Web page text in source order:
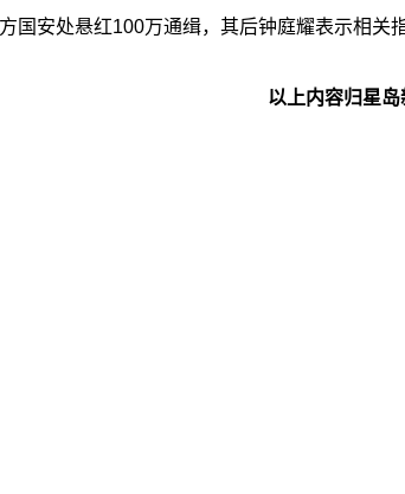
国安处悬红100万通缉，其后钟庭耀表示相关
以上内容归星岛